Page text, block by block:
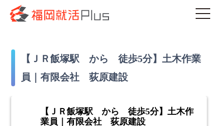
【ＪＲ飯塚駅 から 徒歩5分】土木作業
員｜有限会社 荻原建設
【ＪＲ飯塚駅 から 徒歩5分】土木作
業員｜有限会社 荻原建設